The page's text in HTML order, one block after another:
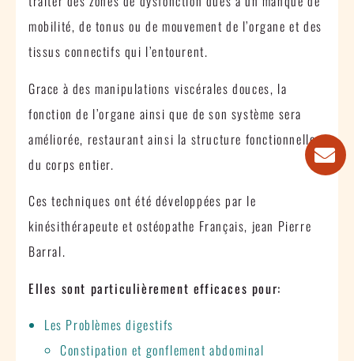
mobilité, de tonus ou de mouvement de l’organe et des
tissus connectifs qui l’entourent.
Grace à des manipulations viscérales douces, la
fonction de l’organe ainsi que de son système sera
améliorée, restaurant ainsi la structure fonctionnelle
du corps entier.
Ces techniques ont été développées par le
kinésithérapeute et ostéopathe Français, jean Pierre
Barral.
Elles sont particulièrement efficaces pour:
Les Problèmes digestifs
Constipation et gonflement abdominal